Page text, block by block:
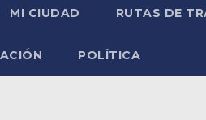
MI CIUDAD RUTAS DE
POLÍTICA